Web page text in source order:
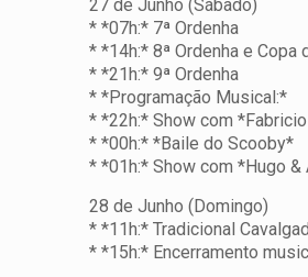
27 de Junho (Sábado)
* *07h:* 7ª Ordenha
* *14h:* 8ª Ordenha e Copa
* *21h:* 9ª Ordenha
* *Programação Musical:*
* *22h:* Show com
* *00h:* *Baile do Scooby*
* *01h:* Show com *Hugo &
28 de Junho (Domingo)
* *11h:* Tradicional
* *15h:* Encerramento